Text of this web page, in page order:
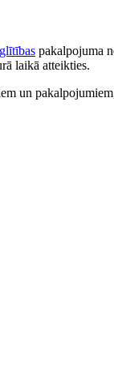
pakalpojuma
laikā atteikties.
un